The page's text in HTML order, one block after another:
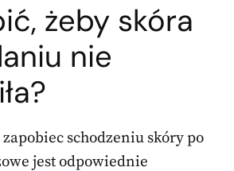
żeby skóra
nie
schodzeniu skóry po
jest odpowiednie